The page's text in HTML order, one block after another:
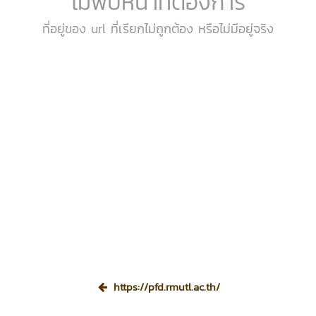
ที่อยู่ของ url ที่เรียกไม่ถูกต้อง หรือไม่มีอยู่จริง
https://pfd.rmutl.ac.th/